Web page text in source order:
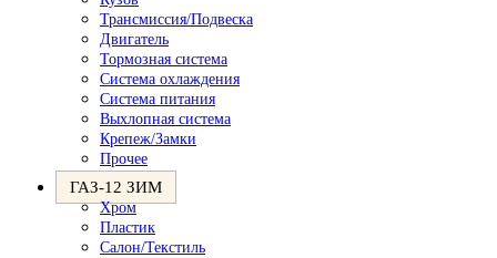
Трансмиссия/Подвеска
Двигатель
Тормозная система
Система охлаждения
Система питания
Выхлопная система
Крепеж/Замки
Прочее
ГАЗ-12 ЗИМ
Хром
Пластик
Салон/Текстиль